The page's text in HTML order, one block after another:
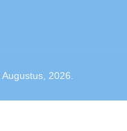
Augustus, 2026.